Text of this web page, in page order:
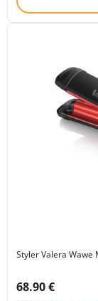
Styler Valera Wawe
Cena s DPH:
68.90 €